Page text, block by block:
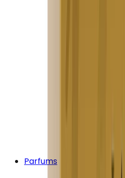
Parfums